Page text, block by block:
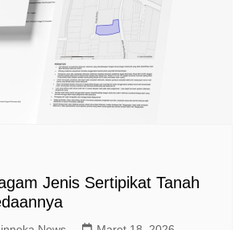
Jenis Sertipikat Tanah